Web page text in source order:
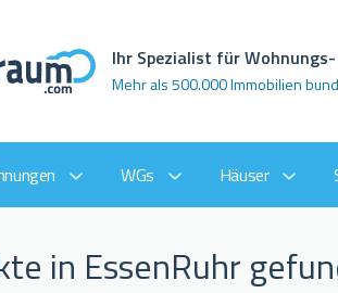
Ihr Spezialist für
Mehr als 500.000 Immobilien
WGs Häuser
in EssenRuhr